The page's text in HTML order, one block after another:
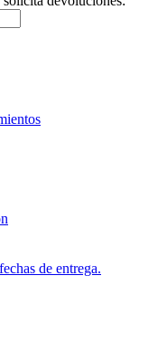
de entrega.